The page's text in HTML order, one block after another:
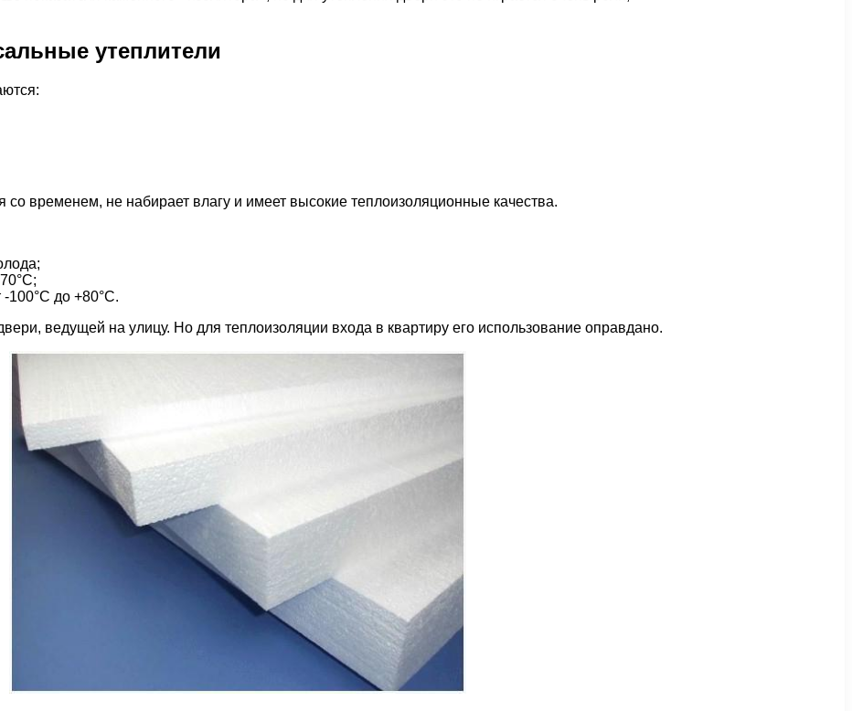
утеплители
временем, не набирает влагу и имеет высокие теплоизоляционные качества.
100°С до +80°С.
ведущей на улицу. Но для теплоизоляции входа в квартиру его использование оправдано.